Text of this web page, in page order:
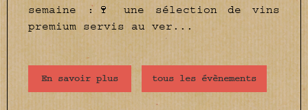
semaine :🍷 une sélection de vins
premium servis au ver...
En savoir plus tous les évènements